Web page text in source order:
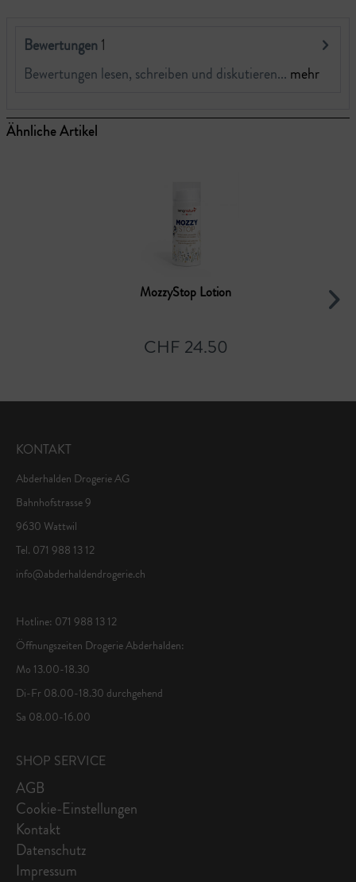
Bewertungen 1
Bewertungen lesen, schreiben und diskutieren... mehr
Ähnliche Artikel
MozzyStop Lotion
CHF 24.50
KONTAKT
Abderhalden Drogerie AG
Bahnhofstrasse 9
9630 Wattwil
Tel. 071 988 13 12
info@abderhaldendrogerie.ch
Hotline: 071 988 13 12
Öffnungszeiten Drogerie Abderhalden:
Mo 13.00-18.30
Di-Fr 08.00-18.30 durchgehend
Sa 08.00-16.00
SHOP SERVICE
AGB
Cookie-Einstellungen
Kontakt
Datenschutz
Impressum